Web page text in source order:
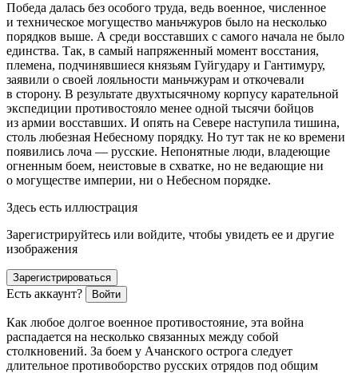
Победа далась без особого труда, ведь военное, численное
и техническое могущество маньчжуров было на несколько
порядков выше. А среди восставших с самого начала не было
единства. Так, в самый напряженный момент восстания,
племена, подчинявшиеся князьям Гуйгудару и Гантимуру,
заявили о своей лояльности маньчжурам и откочевали
в сторону. В результате двухтысячному корпусу карательной
экспедиции противостояло менее одной тысячи бойцов
из армии восставших. И опять на Севере наступила тишина,
столь любезная Небесному порядку. Но тут так не ко времени
появились лоча — русские. Непонятные люди, владеющие
огненным боем, неистовые в схватке, но не ведающие ни
о могуществе империи, ни о Небесном порядке.
Здесь есть иллюстрация
Зарегистрируйтесь или войдите, чтобы увидеть ее и другие
изображения
Зарегистрироваться
Есть аккаунт? Войти
Как любое долгое военное противостояние, эта война
распадается на несколько связанных между собой
столкновений. За боем у Ачанского острога следует
длительное противоборство русских отрядов под общим